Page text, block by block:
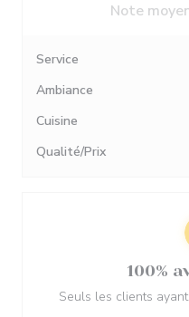
Note
Service
Ambiance
Cuisine
Qualité/Prix
100%
Seuls les clients